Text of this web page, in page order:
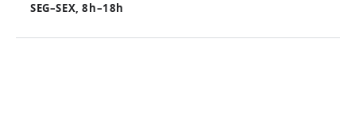
SEG–SEX, 8h–18h